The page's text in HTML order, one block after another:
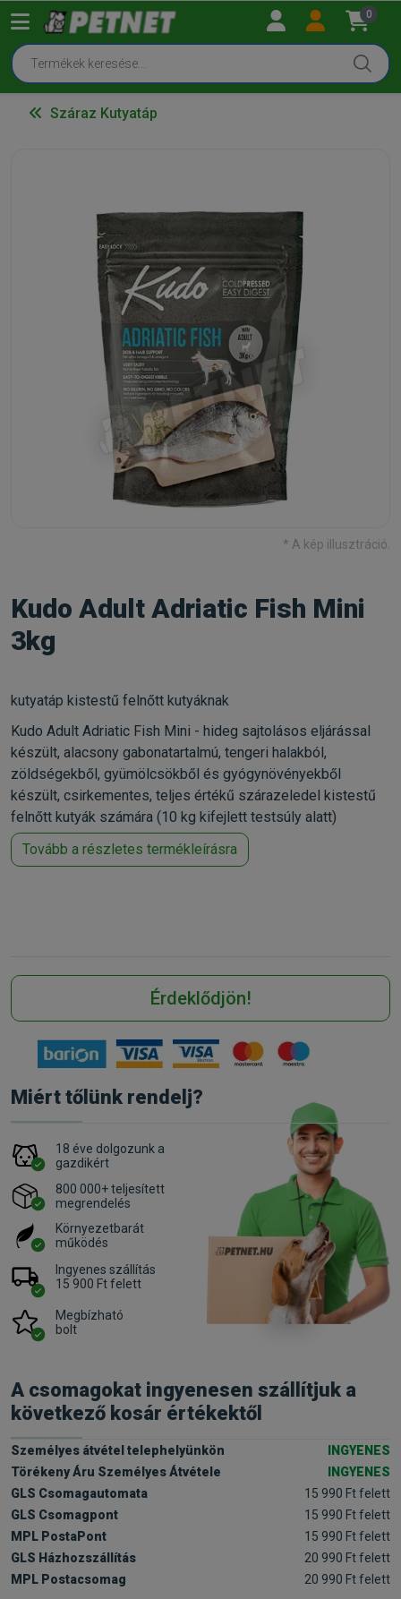
0
Száraz Kutyatáp
* A kép illusztráció.
Kudo Adult Adriatic Fish Mini
3kg
kutyatáp kistestű felnőtt kutyáknak
Kudo Adult Adriatic Fish Mini - hideg sajtolásos eljárással
készült, alacsony gabonatartalmú, tengeri halakból,
zöldségekből, gyümölcsökből és gyógynövényekből
készült, csirkementes, teljes értékű szárazeledel kistestű
felnőtt kutyák számára (10 kg kifejlett testsúly alatt)
Tovább a részletes termékleírásra
Érdeklődjön!
Miért tőlünk rendelj?
18 éve dolgozunk a
gazdikért
800 000+ teljesített
megrendelés
Környezetbarát
működés
Ingyenes szállítás
15 900 Ft felett
Megbízható
bolt
A csomagokat ingyenesen szállítjuk a
következő kosár értékektől
Személyes átvétel telephelyünkön
INGYENES
Törékeny Áru Személyes Átvétele
INGYENES
GLS Csomagautomata
15 990 Ft felett
GLS Csomagpont
15 990 Ft felett
MPL PostaPont
15 990 Ft felett
GLS Házhozszállítás
20 990 Ft felett
MPL Postacsomag
20 990 Ft felett